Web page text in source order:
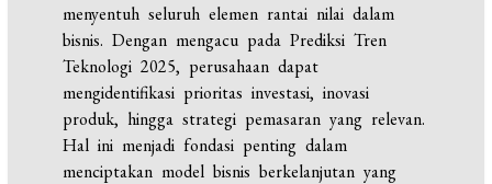
menyentuh seluruh elemen rantai nilai dalam
bisnis. Dengan mengacu pada Prediksi Tren
Teknologi 2025, perusahaan dapat
mengidentifikasi prioritas investasi, inovasi
produk, hingga strategi pemasaran yang relevan.
Hal ini menjadi fondasi penting dalam
menciptakan model bisnis berkelanjutan yang